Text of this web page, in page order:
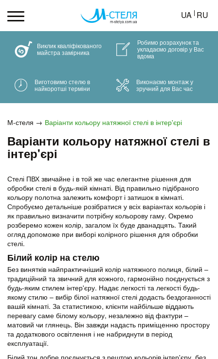
UA RU
Виклик кваліфікованого
майстра замірника
Робимо розрахунок та
укладаємо договір у Вас
вдома
Виготовимо стелю в
найкоротші терміни
Виконаємо монтаж у
зручний для Вас час
М-стеля Варіанти кольору натяжної стелі в інтер'єрі
Варіанти кольору натяжної стелі в
інтер'єрі
Стелі ПВХ звичайне і в той же час елегантне рішення для
обробки стелі в будь-якій кімнаті. Від правильно підібраного
кольору полотна залежить комфорт і затишок в кімнаті.
Спробуємо детальніше розібратися у всіх варіантах кольорів і
як правильно визначити потрібну кольорову гаму. Окремо
розберемо кожен колір, загалом їх буде дванадцять. Такий
огляд допоможе при виборі колірного рішення для обробки
стелі.
Білий колір на стелю
Без винятків найпрактичніший колір натяжного полиця, білий –
традиційний та звичний для кожного, гармонійно поєднується з
будь-яким стилем інтер'єру. Надає легкості та легкості будь-
якому стилю – вибір білої натяжної стелі додасть бездоганності
вашій кімнаті. За статистикою, клієнти найбільше віддають
перевагу саме білому кольору, незалежно від фактури –
матовий чи глянець. Він завжди надасть приміщенню простору
та додаткового освітлення і не набриднути в період
експлуатації.
Білий тон добре поєднується з рештою кольорів інтер'єру, без